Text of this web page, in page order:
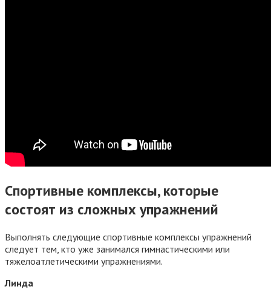
Спортивные комплексы, которые
состоят из сложных упражнений
Выполнять следующие спортивные комплексы упражнений
следует тем, кто уже занимался гимнастическими или
тяжелоатлетическими упражнениями.
Линда